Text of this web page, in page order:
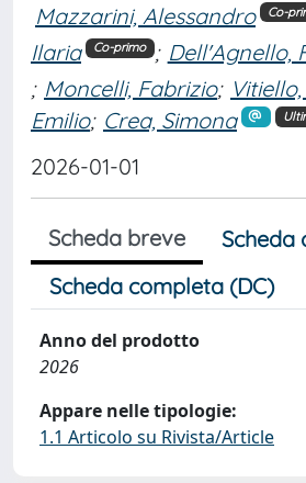
Mazzarini, Alessandro Co-
Ilaria
Co-primo ; Dell'Agnello,
; Moncelli, Fabrizio;
Emilio; Crea, Simona
2026-01-01
Scheda breve
Scheda
Scheda completa (DC)
Anno del prodotto
2026
Appare nelle tipologie:
1.1 Articolo su Rivista/Article